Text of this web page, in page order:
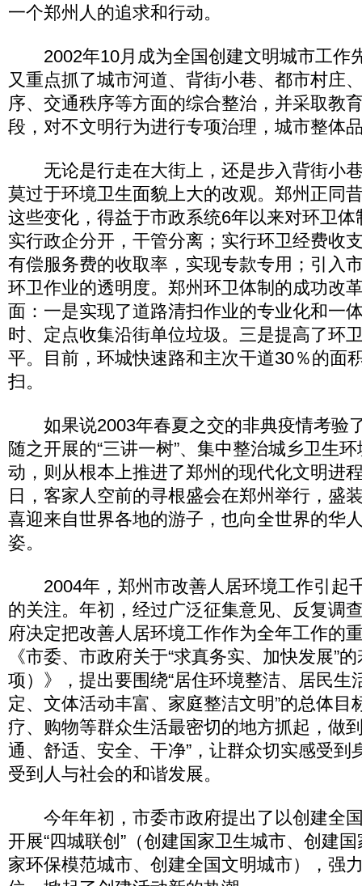
一个郑州人的追求和行动。
2002年10月成为全国创建文明城市工作
又重点抓了城市河道、背街小巷、都市村庄
序、交通秩序等方面的综合整治，并采取教
段，对不文明行为进行专项治理，城市整体
无论是行走在大街上，还是步入背街小
莫过于环境卫生面貌上大的改观。郑州正同
这些变化，得益于市政系统6年以来对环卫
实行政企分开，干管分离；实行环卫经费收
有偿服务费的收取率，实现专款专用；引入
环卫作业的透明度。郑州环卫体制的成功改
面：一是实现了道路清扫作业的专业化和一
时、定点收集沿街单位垃圾。三是提高了环
平。目前，环城快速路和主次干道30％的面
扫。
如果说2003年春夏之交的非典疫情考验
随之开展的“三讲一树”、集中整治城乡卫生
动，则从根本上推进了郑州的现代化文明进
日，客家人空前的寻根盛会在郑州举行，盛
喜迎来自世界各地的游子，也向全世界的华
姿。
2004年，郑州市改善人居环境工作引起
的关注。年初，经过广泛征集意见、反复调
府决定把改善人居环境工作作为全年工作的
《市委、市政府关于“求真务实、加快发展”
项）》，提出要围绕“居住环境整洁、居民生
定、文体活动丰富、家庭整洁文明”的总体目
疗、购物等群众生活最密切的地方抓起，做
通、舒适、安全、干净”，让群众切实感受到
受到人与社会的和谐发展。
今年年初，市委市政府提出了以创建全
开展“四城联创”（创建国家卫生城市、创建
家环保模范城市、创建全国文明城市），强